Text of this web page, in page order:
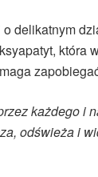
delikatnym
która
każdego i
odświeża i